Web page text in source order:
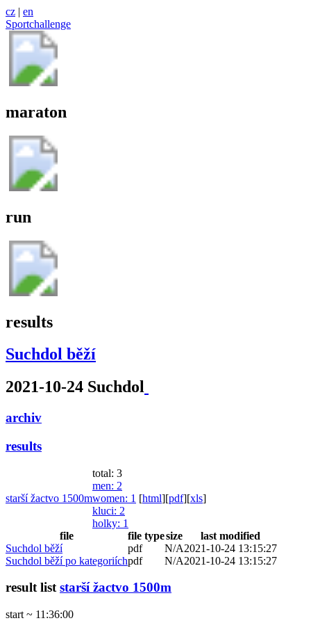
cz | en
Sportchallenge
maraton
run
results
Suchdol běží
2021-10-24 Suchdol
archiv
results
starší žactvo 1500m
total: 3
men: 2
women: 1
kluci: 2
holky: 1
[html][pdf][xls]
file file typesize
last modified
Suchdol běží
pdf N/A2021-10-24 13:15:27
Suchdol běží po kategoriíchpdf N/A2021-10-24 13:15:27
result liststarší žactvo 1500m
start ~ 11:36:00